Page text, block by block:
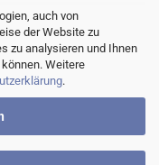
auch von
der Website zu
zu analysieren und Ihnen
Weitere
.